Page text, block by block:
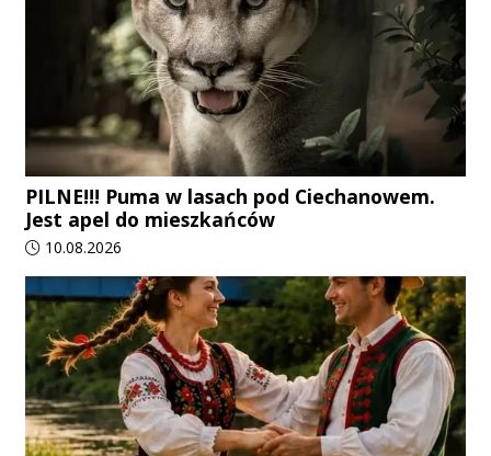
PILNE!!! Puma w lasach pod Ciechanowem.
Jest apel do mieszkańców
Data dodania artykułu:
10.08.2026